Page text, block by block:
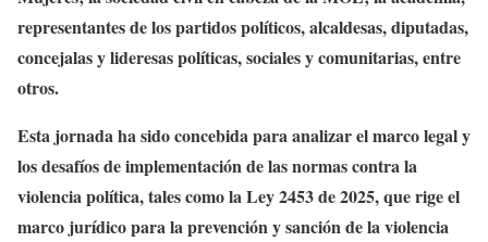
representantes de los partidos políticos, alcaldesas, diputadas,
concejalas y lideresas políticas, sociales y comunitarias, entre
otros.
Esta jornada ha sido concebida para analizar el marco legal y
los desafíos de implementación de las normas contra la
violencia política, tales como la Ley 2453 de 2025, que rige el
marco jurídico para la prevención y sanción de la violencia